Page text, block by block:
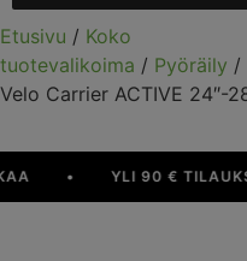
Etusivu / Koko
tuotevalikoima / Pyöräily /
Velo Carrier ACTIVE 24″-
YLI 90 €